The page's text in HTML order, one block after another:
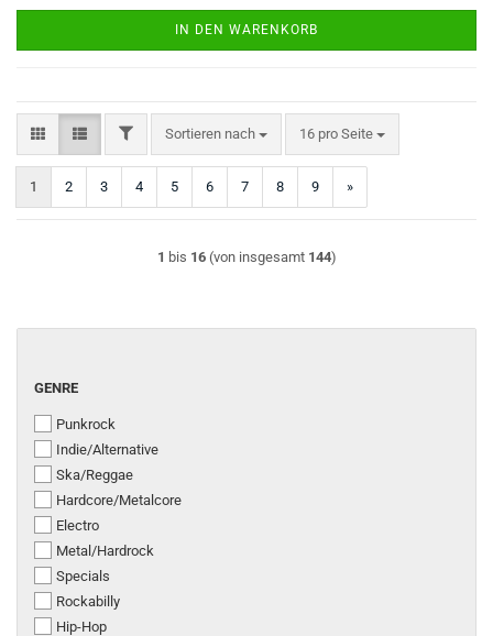
IN DEN WARENKORB
FILTERSortieren nach
Sortieren nach 16 pro Seite
pro Seite
1 2 3 4 5 6 7 8 9 »
1 bis 16(von insgesamt 144)
GENRE
GENRE
Punkrock
Indie/Alternative
Ska/Reggae
Hardcore/Metalcore
Electro
Metal/Hardrock
Specials
Rockabilly
Hip-Hop